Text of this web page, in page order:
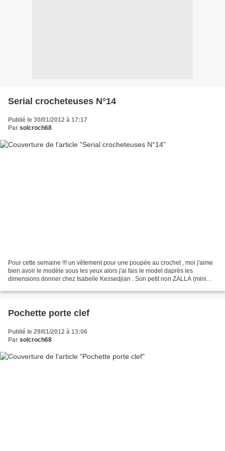
Serial crocheteuses N°14
Publié le 30/01/2012 à 17:17
Par solcroch68
Pour cette semaine !!! un vêtement pour une poupée au crochet , moi j'aime
bien avoir le modèle sous les yeux alors j'ai fais le model daprès les
dimensions donner chez Isabelle Kessedjian . Son petit non ZALLA (mini
Pochette porte clef
Publié le 29/01/2012 à 13:06
Par solcroch68